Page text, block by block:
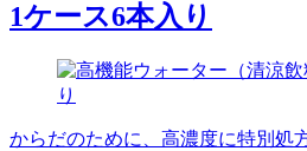
1ケース6本入り
からだのために、高濃度に特別処